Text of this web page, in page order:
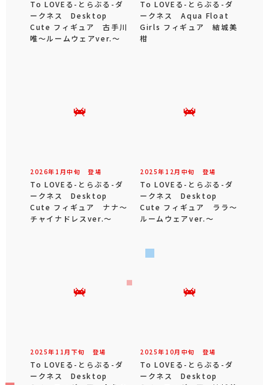
To LOVEる-とらぶる-ダ
ークネス Desktop
Cute フィギュア 古手川
唯～ルームウェアver.～
To LOVEる-とらぶる-ダ
ークネス Aqua Float
Girls フィギュア 結城美
柑
2026年 1 月中旬 登場
To LOVEる-とらぶる-ダ
ークネス Desktop
Cute フィギュア ナナ～
チャイナドレスver.～
2025年 12 月 中旬 登場
To LOVEる-とらぶる-ダ
ークネス Desktop
Cute フィギュア ララ～
ルームウェアver.～
2025年 11 月 下旬 登場
To LOVEる-とらぶる-ダ
ークネス Desktop
2025年 10月 中旬 登場
To LOVEる-とらぶる-ダ
ークネス Desktop